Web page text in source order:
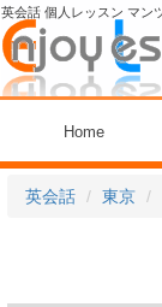
英会話 個人レッスン マン
Home
英会話 東京